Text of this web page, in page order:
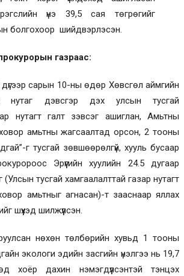
үнэ 39,5 сая төгрөгийг
болгохоор шийдвэрлэсэн.
газраас:
сарын 10-ны өдөр Хөвсгөл аймгийн
нутаг дэвсгэр дэх улсын тусгай
нутагт галт зэвсэг ашиглан, Амьтны
амьтны жагсаалтад орсон, 2 тооны
г тусгай зөвшөөрөлгүй, хууль бусаар
Эрүүгийн хуулийн 24.5 дугаар
(Улсын тусгай хамгаалалттай газар нутагт
амьтныг агнасан)-т зааснаар яллах
шүүхэд шилжүүлсэн.
нөхөн төлбөрийн хувьд 1 тооны
экологи эдийн засгийн үнэлгээ нь 19,7
хоёр дахин нэмэгдүүлсэнтэй тэнцэх